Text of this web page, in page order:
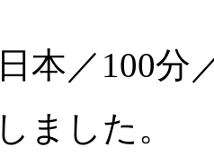
本／100
ました。